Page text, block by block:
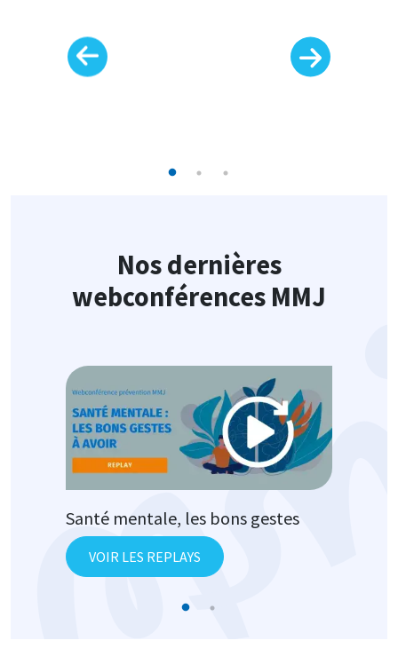
Nos dernières
webconférences MMJ
Image
Santé mentale, les bons gestes
VOIR LES REPLAYS